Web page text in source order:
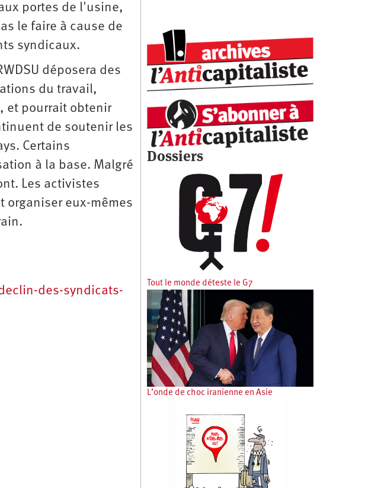
portes de l'usine,
le faire à cause de
syndicaux.
déposera des
du travail,
et pourrait obtenir
de soutenir les
Certains
à la base. Malgré
Les activistes
organiser eux-mêmes
des-syndicats-
Dossiers
Tout le monde déteste le G7
L’onde de choc iranienne en Asie